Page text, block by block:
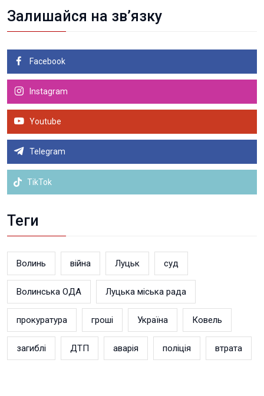
Залишайся на зв’язку
Facebook
Instagram
Youtube
Telegram
TikTok
Теги
Волинь війна Луцьк суд
Волинська ОДА Луцька міська рада
прокуратура гроші Україна Ковель
загиблі ДТП аварія поліція втрата